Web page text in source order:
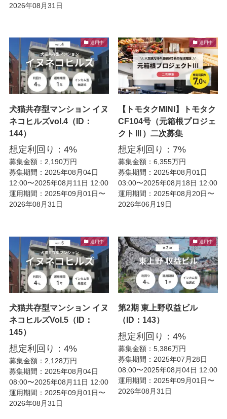
2026年08月31日
運用中
犬猫共存型マンション イヌ
ネコヒルズvol.4（ID：
144）
想定利回り：4%
募集金額：2,190万円
募集期間：2025年08月04日
12:00〜2025年08月11日 12:00
運用期間：2025年09月01日〜
2026年08月31日
運用中
【トモタクMINI】トモタク
CF104号（元箱根プロジェ
クトⅢ）二次募集
想定利回り：7%
募集金額：6,355万円
募集期間：2025年08月01日
03:00〜2025年08月18日 12:00
運用期間：2025年08月20日〜
2026年06月19日
運用中
犬猫共存型マンション イヌ
ネコヒルズVol.5（ID：
145）
想定利回り：4%
募集金額：2,128万円
募集期間：2025年08月04日
08:00〜2025年08月11日 12:00
運用期間：2025年09月01日〜
2026年08月31日
運用中
第2期 東上野収益ビル
（ID：143）
想定利回り：4%
募集金額：5,386万円
募集期間：2025年07月28日
08:00〜2025年08月04日 12:00
運用期間：2025年09月01日〜
2026年08月31日